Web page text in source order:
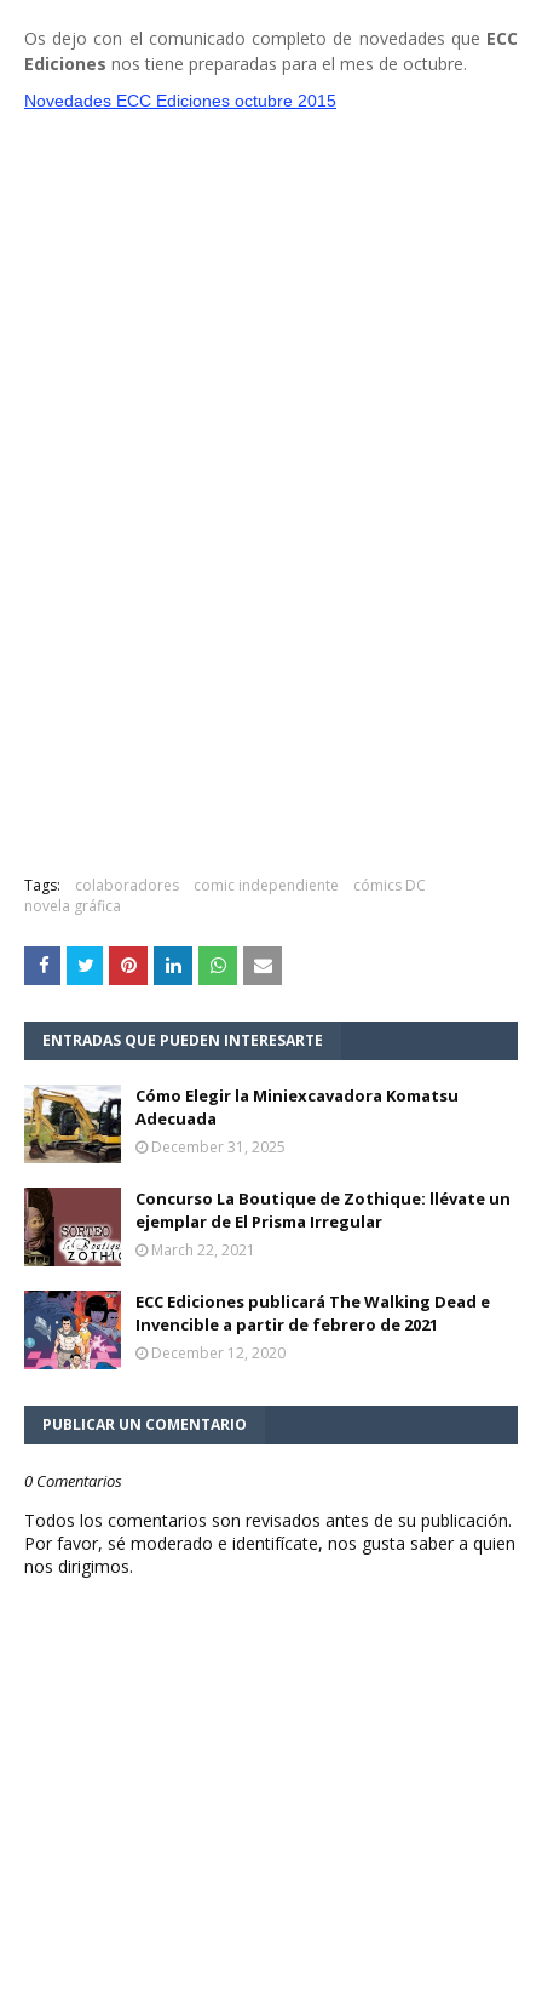
Os dejo con el comunicado completo de novedades que ECC
Ediciones nos tiene preparadas para el mes de octubre.
Novedades ECC Ediciones octubre 2015
Tags: colaboradores comic independiente
cómics DC
novela gráfica
ENTRADAS QUE PUEDEN INTERESARTE
Cómo Elegir la Miniexcavadora Komatsu
Adecuada
December 31, 2025
Concurso La Boutique de Zothique: llévate un
ejemplar de El Prisma Irregular
March 22, 2021
ECC Ediciones publicará The Walking Dead e
Invencible a partir de febrero de 2021
December 12, 2020
PUBLICAR UN COMENTARIO
0 Comentarios
Todos los comentarios son revisados antes de su publicación.
Por favor, sé moderado e identifícate, nos gusta saber a quien
nos dirigimos.